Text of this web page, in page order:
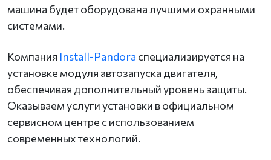
машина будет оборудована лучшими охранными
системами.
Компания Install-Pandora специализируется на
установке модуля автозапуска двигателя,
обеспечивая дополнительный уровень защиты.
Оказываем услуги установки в официальном
сервисном центре с использованием
современных технологий.